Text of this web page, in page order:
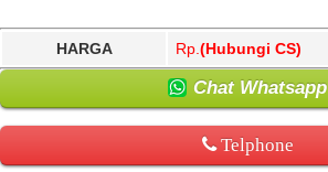
HARGA Rp. (Hubungi CS)
Chat Whatsapp
Telphone